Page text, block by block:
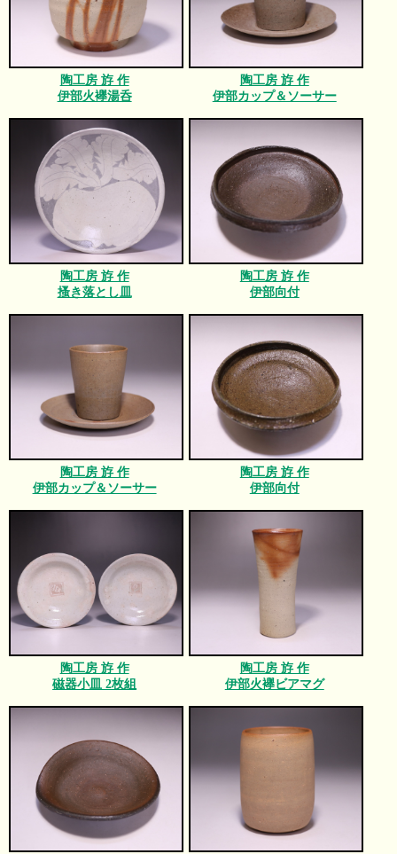
陶工房 斿 作
伊部火襷湯呑
陶工房 斿 作
伊部カップ＆ソーサー
陶工房 斿 作
搔き落とし皿
陶工房 斿 作
伊部向付
陶工房 斿 作
伊部カップ＆ソーサー
陶工房 斿 作
伊部向付
陶工房 斿 作
磁器小皿 2枚組
陶工房 斿 作
伊部火襷ビアマグ